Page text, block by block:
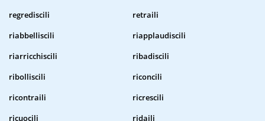
regrediscili
retraili
riabbelliscili
riapplaudiscili
riarricchiscili
ribadiscili
ribolliscili
riconcili
ricontraili
ricrescili
ricuocili
ridaili